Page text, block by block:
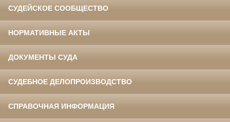
СУДЕЙСКОЕ СООБЩЕСТВО
НОРМАТИВНЫЕ АКТЫ
ДОКУМЕНТЫ СУДА
СУДЕБНОЕ ДЕЛОПРОИЗВОДСТВО
СПРАВОЧНАЯ ИНФОРМАЦИЯ